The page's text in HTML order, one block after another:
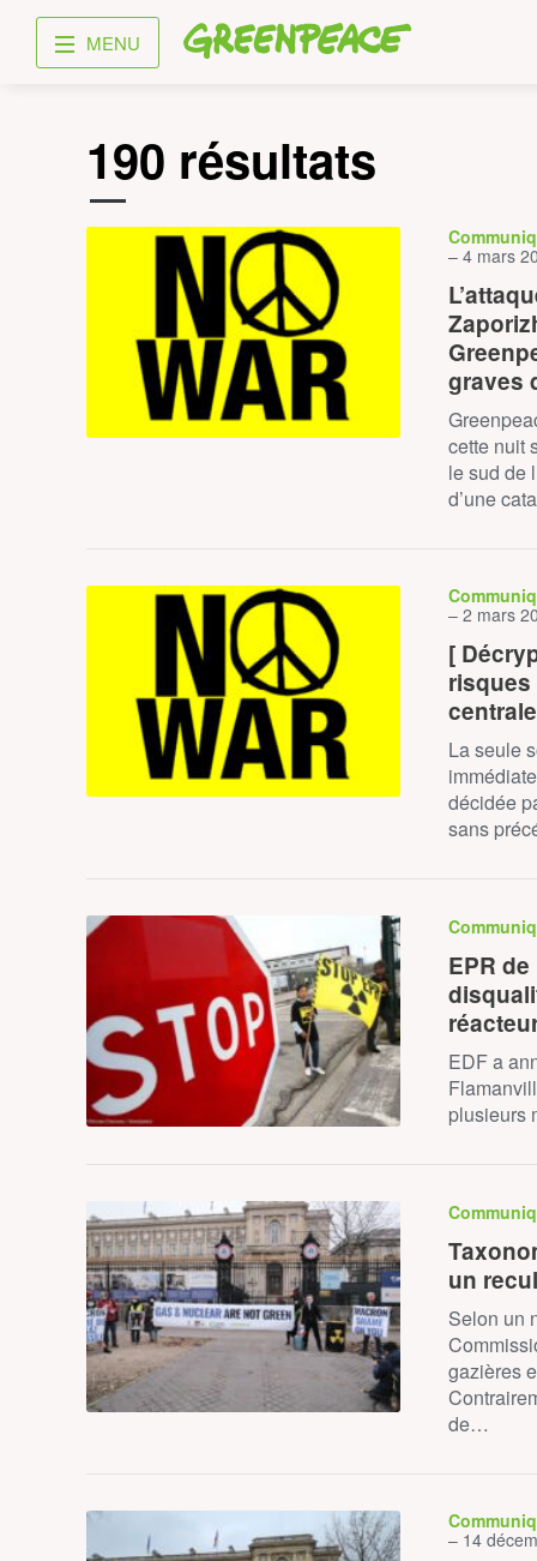
Greenpeace
MENU
190 résultats
– 4 mars
graves
cette nuit
le sud de
d’une
– 2 mars
[
La seule
décidée
sans
EPR
EDF a
plusieurs
un
Selon un
gazières
de…
– 14